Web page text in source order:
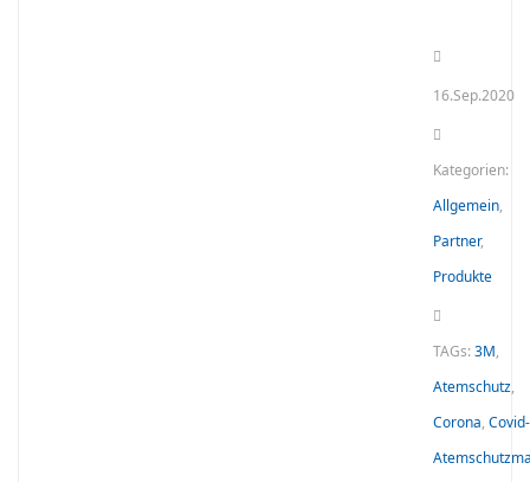
16.Sep.2020
Kategorien:
Allgemein,
Partner,
Produkte
TAGs:3M,
Atemschutz,
Corona,